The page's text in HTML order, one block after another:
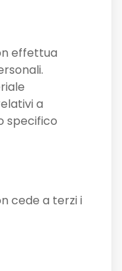
effettua
a
specifico
cede a terzi i